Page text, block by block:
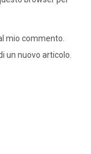
mio commento.
un nuovo articolo.